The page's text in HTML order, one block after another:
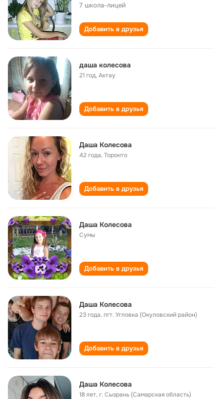
7 школа-лицей
Добавить в друзья
даша колесова
21 год,Актау
Добавить в друзья
Даша Колесова
42 года,Торонто
Добавить в друзья
Даша Колесова
Сумы
Добавить в друзья
Даша Колесова
23 года,пгт. Угловка (Окуловский район)
Добавить в друзья
Даша Колесова
18 лет,г. Сызрань (Самарская область)